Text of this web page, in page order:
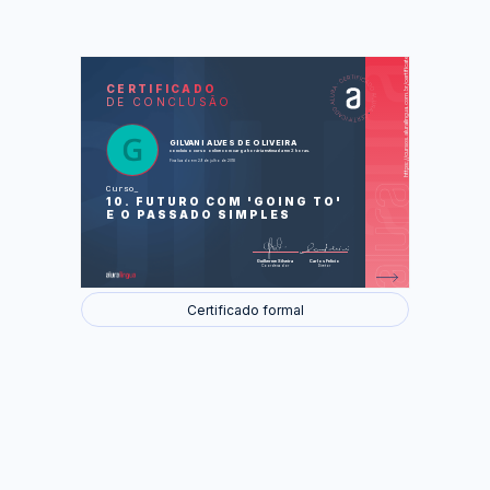
CERTIFICADO
DE CONCLUSÃO
GILVANI ALVES DE OLIVEIRA
concluiu o curso online com carga horária estimada em 2 horas.
Finalizado em 29 de julho de 2018
Curso
10. FUTURO COM 'GOING TO'
E O PASSADO SIMPLES
Guilherme Silveira
Coordenador
Carlos Felício
Diretor
LAS
Fun learning (Aprendizado divertido)
What kind of music do you like? (Que
At the gym (Na academia)
Certificado formal